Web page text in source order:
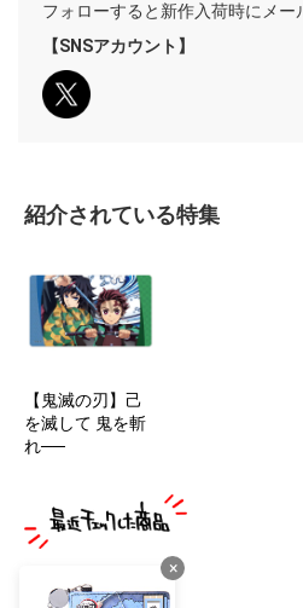
フォローすると新作入荷時にメー
【SNSアカウント】
紹介されている特集
【鬼滅の刃】己
を滅して 鬼を斬
れ──
×